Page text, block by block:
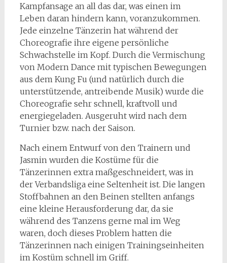
Kampfansage an all das dar, was einen im
Leben daran hindern kann, voranzukommen.
Jede einzelne Tänzerin hat während der
Choreografie ihre eigene persönliche
Schwachstelle im Kopf. Durch die Vermischung
von Modern Dance mit typischen Bewegungen
aus dem Kung Fu (und natürlich durch die
unterstützende, antreibende Musik) wurde die
Choreografie sehr schnell, kraftvoll und
energiegeladen. Ausgeruht wird nach dem
Turnier bzw. nach der Saison.
Nach einem Entwurf von den Trainern und
Jasmin wurden die Kostüme für die
Tänzerinnen extra maßgeschneidert, was in
der Verbandsliga eine Seltenheit ist. Die langen
Stoffbahnen an den Beinen stellten anfangs
eine kleine Herausforderung dar, da sie
während des Tanzens gerne mal im Weg
waren, doch dieses Problem hatten die
Tänzerinnen nach einigen Trainingseinheiten
im Kostüm schnell im Griff.